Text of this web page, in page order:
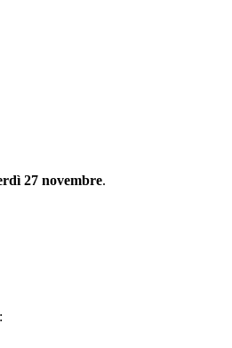
27 novembre.